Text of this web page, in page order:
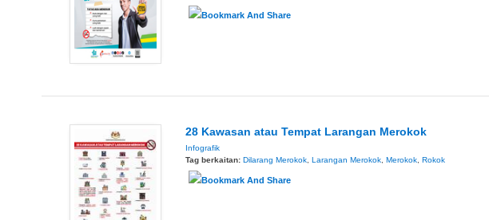
28 Kawasan atau Tempat Larangan Merokok
Infografik
Tag berkaitan: Dilarang Merokok, Larangan Merokok, Merokok, Rokok